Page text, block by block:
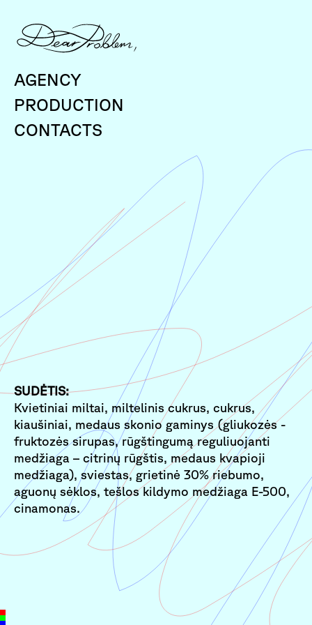
AGENCY
PRODUCTION
CONTACTS
SUDĖTIS:
Kvietiniai miltai, miltelinis cukrus, cukrus,
kiaušiniai, medaus skonio gaminys (gliukozės -
fruktozės sirupas, rūgštingumą reguliuojanti
medžiaga – citrinų rūgštis, medaus kvapioji
medžiaga), sviestas, grietinė 30% riebumo,
aguonų sėklos, tešlos kildymo medžiaga E-500,
cinamonas.